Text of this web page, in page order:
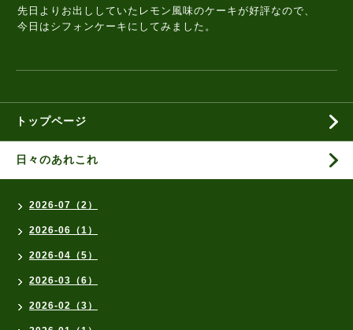
先日よりお出ししていたレモン風味のケーキが好評なので、
今日はシフォンケーキにしてみました。
トップページ
日々のあれこれ
2026-07（2）
2026-06（1）
2026-04（5）
2026-03（6）
2026-02（3）